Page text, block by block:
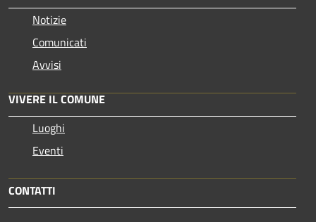
Notizie
Comunicati
Avvisi
VIVERE IL COMUNE
Luoghi
Eventi
CONTATTI